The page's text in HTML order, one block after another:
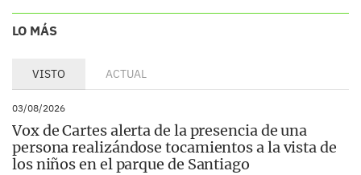
LO MÁS
VISTO ACTUAL
03/08/2026
Vox de Cartes alerta de la presencia de una
persona realizándose tocamientos a la vista de
los niños en el parque de Santiago